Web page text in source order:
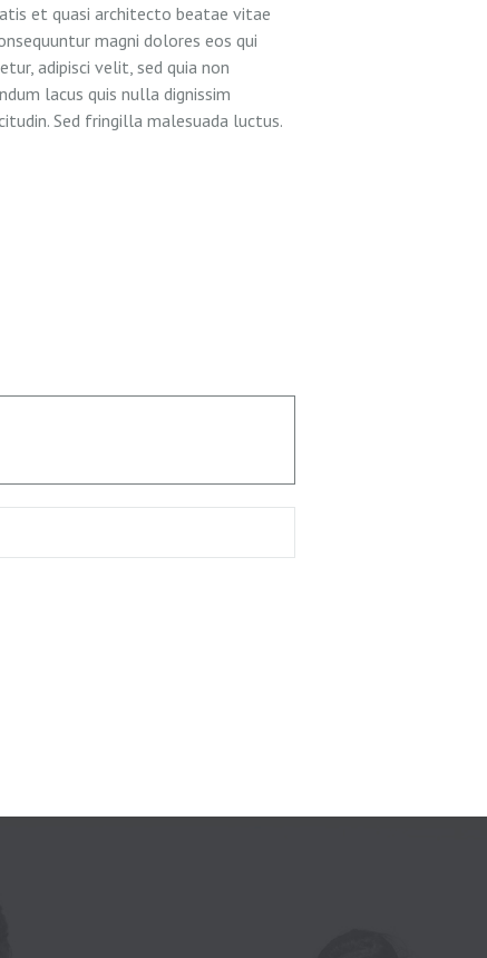
et quasi architecto beatae vitae
magni dolores eos qui
adipisci velit, sed quia non
lacus quis nulla dignissim
Sed fringilla malesuada luctus.